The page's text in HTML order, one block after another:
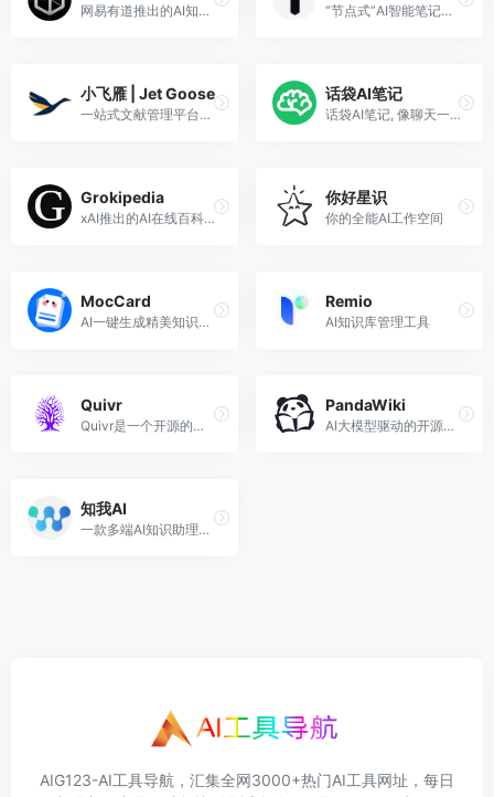
网易有道推出的AI知识管理工具 “节点式”AI智能笔记工具，支持超级标签。
小飞雁 | Jet Goose
一站式文献管理平台，整合文献管理、智能阅读、笔记写作，让知识有序沉淀。
话袋AI笔记
话袋AI笔记, 像聊天一样随时随地记录每一个想法，打造属于你的个人知识库，成为你的外挂大脑
Grokipedia
xAI推出的AI在线百科全书
你好星识
你的全能AI工作空间
MocCard
AI一键生成精美知识卡片
Remio
AI知识库管理工具
Quivr
Quivr是一个开源的知识库AI解决方案，用于部署和构建个人知识库
PandaWiki
AI大模型驱动的开源知识库搭建系统，快速构建智能化的产品文档、技术文档、FAQ、博客系统。
知我AI
一款多端AI知识助理，通过一键生成播客/视频/文档/网页文章摘要、思维导图，提高个人知识获取效率；自动存储知识，通过与知识库聊天，提高知识利用效率。
AIG123-AI工具导航，汇集全网3000+热门AI工具网址，每日